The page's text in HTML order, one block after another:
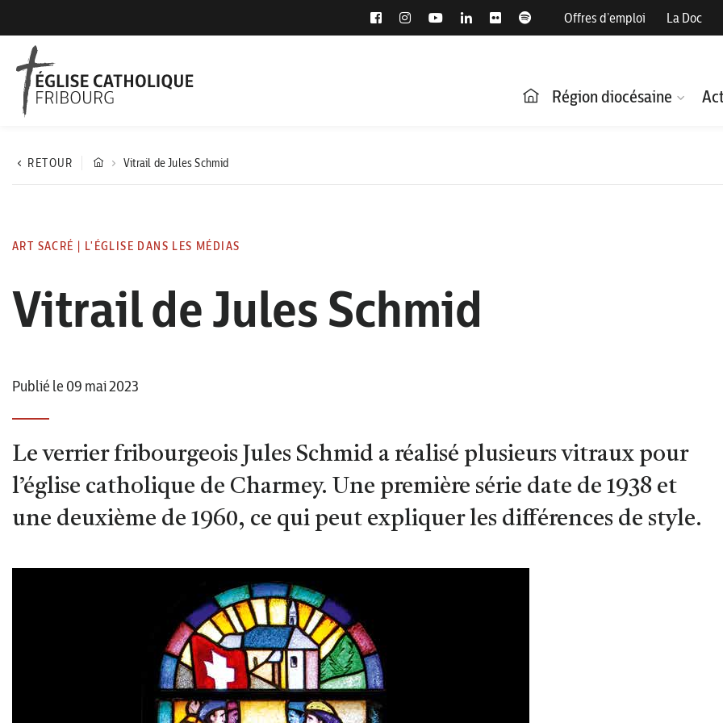
Offres d’emploi La Doc
Région diocésaine
RETOUR Vitrail de Jules Schmid
ART SACRÉ | L'ÉGLISE DANS LES MÉDIAS
Vitrail de Jules Schmid
Publié le 09 mai 2023
Le verrier fribourgeois Jules Schmid a réalisé plusieurs vitraux pour
l’église catholique de Charmey. Une première série date de 1938 et
une deuxième de 1960, ce qui peut expliquer les différences de style.